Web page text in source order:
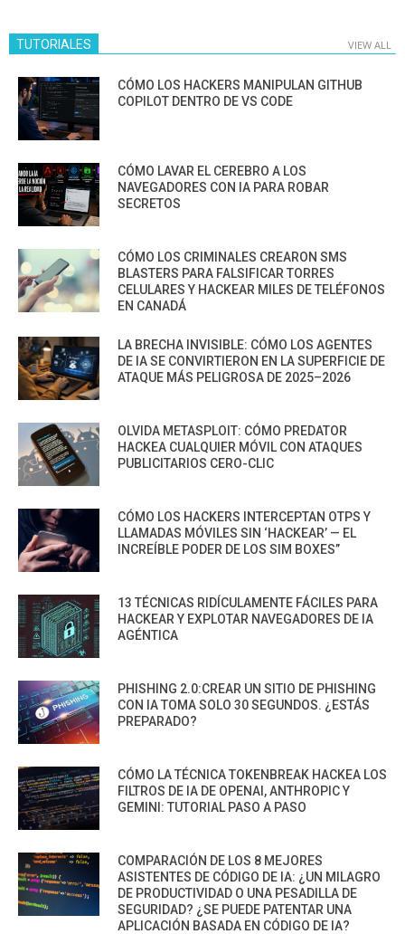
TUTORIALES VIEW ALL
CÓMO LOS HACKERS MANIPULAN GITHUB
COPILOT DENTRO DE VS CODE
CÓMO LAVAR EL CEREBRO A LOS
NAVEGADORES CON IA PARA ROBAR
SECRETOS
CÓMO LOS CRIMINALES CREARON SMS
BLASTERS PARA FALSIFICAR TORRES
CELULARES Y HACKEAR MILES DE TELÉFONOS
EN CANADÁ
LA BRECHA INVISIBLE: CÓMO LOS AGENTES
DE IA SE CONVIRTIERON EN LA SUPERFICIE DE
ATAQUE MÁS PELIGROSA DE 2025–2026
OLVIDA METASPLOIT: CÓMO PREDATOR
HACKEA CUALQUIER MÓVIL CON ATAQUES
PUBLICITARIOS CERO-CLIC
CÓMO LOS HACKERS INTERCEPTAN OTPS Y
LLAMADAS MÓVILES SIN ‘HACKEAR’ — EL
INCREÍBLE PODER DE LOS SIM BOXES”
13 TÉCNICAS RIDÍCULAMENTE FÁCILES PARA
HACKEAR Y EXPLOTAR NAVEGADORES DE IA
AGÉNTICA
PHISHING 2.0:CREAR UN SITIO DE PHISHING
CON IA TOMA SOLO 30 SEGUNDOS. ¿ESTÁS
PREPARADO?
CÓMO LA TÉCNICA TOKENBREAK HACKEA LOS
FILTROS DE IA DE OPENAI, ANTHROPIC Y
GEMINI: TUTORIAL PASO A PASO
COMPARACIÓN DE LOS 8 MEJORES
ASISTENTES DE CÓDIGO DE IA: ¿UN MILAGRO
DE PRODUCTIVIDAD O UNA PESADILLA DE
SEGURIDAD? ¿SE PUEDE PATENTAR UNA
APLICACIÓN BASADA EN CÓDIGO DE IA?